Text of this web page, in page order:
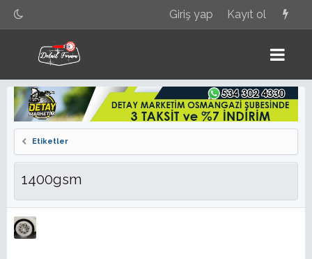
Giriş yap Kayıt ol
Etiketler
1400gsm